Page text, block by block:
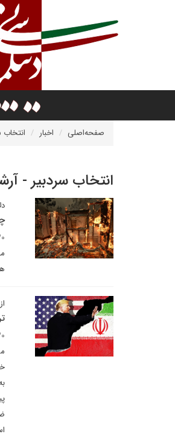
صفحه‌اصلی اخبار انتخاب
انتخاب سردبیر -
۳۰
۳۰